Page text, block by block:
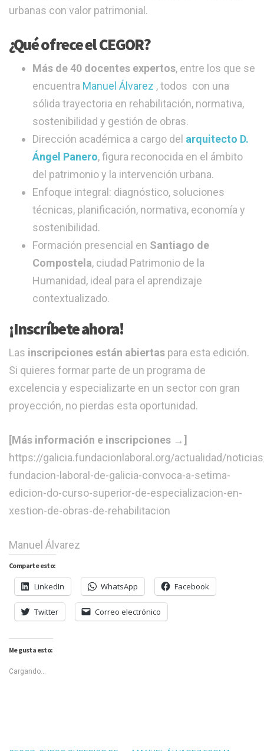
urbanas con valor patrimonial.
¿Qué ofrece el CEGOR?
Más de 40 docentes expertos, entre los que se
encuentra Manuel Álvarez , todos con una
sólida trayectoria en rehabilitación, normativa,
sostenibilidad y gestión de obras.
Dirección académica a cargo del arquitecto D.
Ángel Panero, figura reconocida en el ámbito
del patrimonio y la intervención urbana.
Enfoque integral: diagnóstico, soluciones
técnicas, planificación, normativa, economía y
sostenibilidad.
Formación presencial en Santiago de
Compostela, ciudad Patrimonio de la
Humanidad, ideal para el aprendizaje
contextualizado.
¡Inscríbete ahora!
Las inscripciones están abiertas para esta edición.
Si quieres formar parte de un programa de
excelencia y especializarte en un sector con gran
proyección, no pierdas esta oportunidad.
[Más información e inscripciones →]
https://galicia.fundacionlaboral.org/actualidad/
fundacion-laboral-de-galicia-convoca-a-setima-
edicion-do-curso-superior-de-especializacion-en-
xestion-de-obras-de-rehabilitacion
Manuel Álvarez
Comparte esto:
LinkedIn WhatsApp Facebook
Twitter Correo electrónico
Me gusta esto:
Cargando...